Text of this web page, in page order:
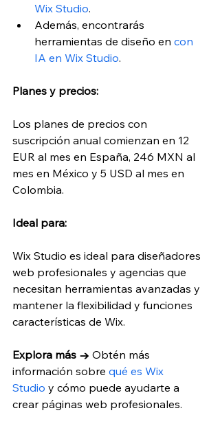
Wix Studio.
Además, encontrarás
herramientas de diseño en con
IA en Wix Studio.
Planes y precios:
Los planes de precios con
suscripción anual comienzan en 12
EUR al mes en España, 246 MXN al
mes en México y 5 USD al mes en
Colombia.
Ideal para:
Wix Studio es ideal para diseñadores
web profesionales y agencias que
necesitan herramientas avanzadas y
mantener la flexibilidad y funciones
características de Wix.
Explora más → Obtén más
información sobre qué es Wix
Studio y cómo puede ayudarte a
crear páginas web profesionales.